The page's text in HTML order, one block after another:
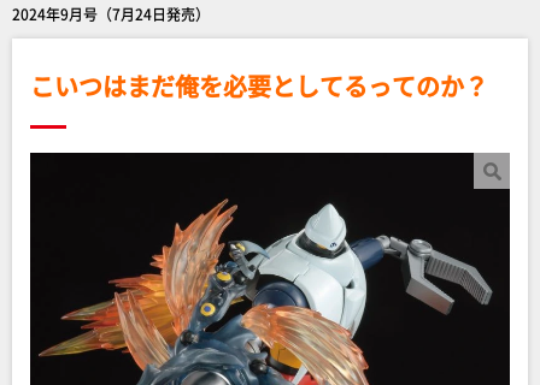
2024年9月号（7月24日発売）
こいつはまだ俺を必要としてるってのか？